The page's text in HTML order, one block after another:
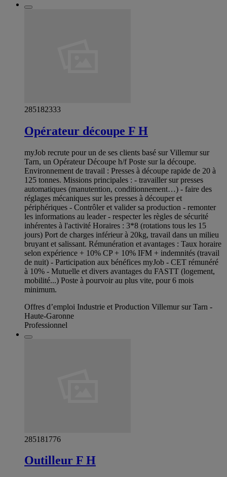
285182333
Opérateur découpe F H
myJob recrute pour un de ses clients basé sur Villemur sur
Tarn, un Opérateur Découpe h/f Poste sur la découpe.
Environnement de travail : Presses à découpe rapide de 20 à
125 tonnes. Missions principales : - travailler sur presses
automatiques (manutention, conditionnement…) - faire des
réglages mécaniques sur les presses à découper et
périphériques - Contrôler et valider sa production - remonter
les informations au leader - respecter les règles de sécurité
inhérentes à l'activité Horaires : 3*8 (rotations tous les 15
jours) Port de charges inférieur à 20kg, travail dans un milieu
bruyant et salissant. Rémunération et avantages : Taux horaire
selon expérience + 10% CP + 10% IFM + indemnités (travail
de nuit) - Participation aux bénéfices myJob - CET rémunéré
à 10% - Mutuelle et divers avantages du FASTT (logement,
mobilité...) Poste à pourvoir au plus vite, pour 6 mois
minimum.
Offres d’emploi Industrie et Production Villemur sur Tarn -
Haute-Garonne
Professionnel
285181776
Outilleur F H